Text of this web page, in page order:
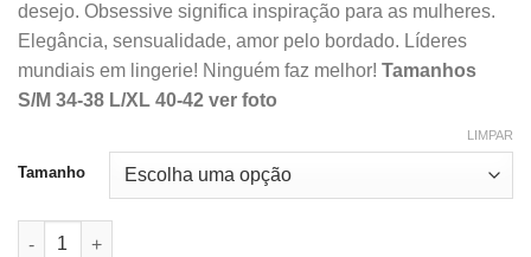
desejo.‎ Obsessive significa inspiração para as mulheres.
Elegância, sensualidade, amor pelo bordado. Líderes
mundiais em lingerie! Ninguém faz melhor! Tamanhos
S/M 34-38 L/XL 40-42 ver foto
Tamanho
LIMPAR
Quantidade de Obsessive Lingerie Frivolla 4 Peças - Vários